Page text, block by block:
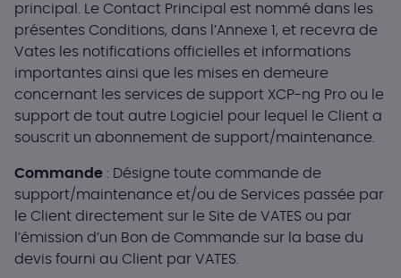
principal. Le Contact Principal est nommé dans les
présentes Conditions, dans l’Annexe 1, et recevra de
Vates les notifications officielles et informations
importantes ainsi que les mises en demeure
concernant les services de support XCP-ng Pro ou le
support de tout autre Logiciel pour lequel le Client a
souscrit un abonnement de support/maintenance.
Commande : Désigne toute commande de
support/maintenance et/ou de Services passée par
le Client directement sur le Site de VATES ou par
l’émission d’un Bon de Commande sur la base du
devis fourni au Client par VATES.